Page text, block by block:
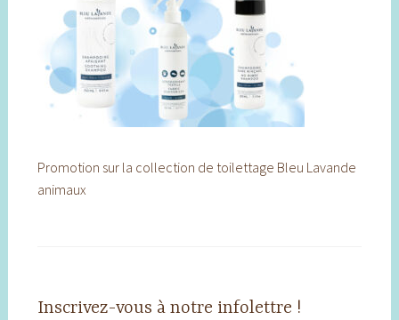
Promotion sur la collection de toilettage Bleu Lavande
animaux
Inscrivez-vous à notre infolettre !